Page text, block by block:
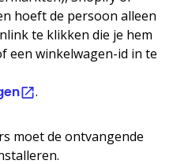
hoeft de persoon alleen
te klikken die je hem
een winkelwagen-id in te
.
moet de ontvangende